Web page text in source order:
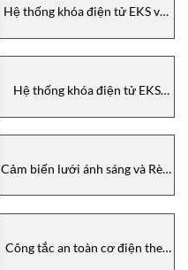
Hệ thống khóa điện tử EKS với
Hệ thống khóa điện tử EKS
SYSTEM EKS Euchner
Cảm biến lưới ánh sáng và Rèm
Euchner
Công tắc an toàn cơ điện theo